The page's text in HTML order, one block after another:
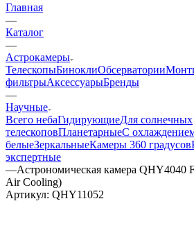
Главная
—
Каталог
—
Астрокамеры
ТелескопыБиноклиОбсерватории
фильтрыАксессуарыБренды
—
Научные
Всего небаГидирующиеДля солнечных
телескоповПланетарныеС
белыеЗеркальныеКамеры 360 градусов
экспертные
—Астрономическая камера QHY4040
Air Cooling)
Артикул: QHY11052